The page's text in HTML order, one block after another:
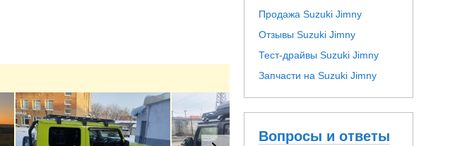
Продажа Suzuki Jimny
Отзывы Suzuki Jimny
Тест-драйвы Suzuki Jimny
Запчасти на Suzuki Jimny
Вопросы и ответы